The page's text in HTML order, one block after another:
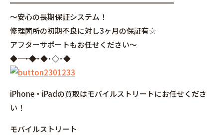
━━━━━━━━━━━━━━━━━━━━━━
～安心の長期保証システム！
修理箇所の初期不良に対し3ヶ月の保証有☆
アフターサポートもお任せください～
◆――――――――――――――――･◆･◆･◇･◆
iPhone・iPadの買取はモバイルストリートにお任せくださ
い！
モバイルストリート